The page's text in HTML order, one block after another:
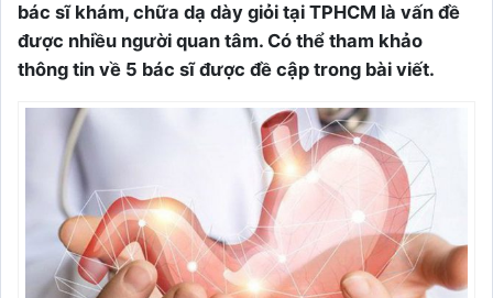
bác sĩ khám, chữa dạ dày giỏi tại TPHCM là vấn đề
được nhiều người quan tâm. Có thể tham khảo
thông tin về 5 bác sĩ được đề cập trong bài viết.